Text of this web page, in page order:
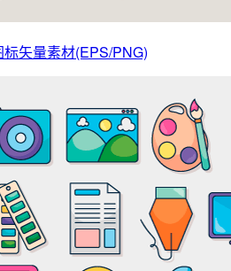
矢量素材(EPS/PNG)